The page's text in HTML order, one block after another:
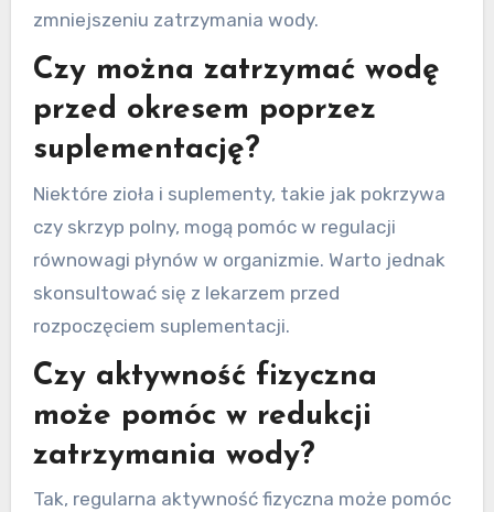
zmniejszeniu zatrzymania wody.
Czy można zatrzymać wodę
przed okresem poprzez
suplementację?
Niektóre zioła i suplementy, takie jak pokrzywa
czy skrzyp polny, mogą pomóc w regulacji
równowagi płynów w organizmie. Warto jednak
skonsultować się z lekarzem przed
rozpoczęciem suplementacji.
Czy aktywność fizyczna
może pomóc w redukcji
zatrzymania wody?
Tak, regularna aktywność fizyczna może pomóc